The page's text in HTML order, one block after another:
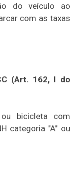
do veículo ao
com as taxas
(Art. 162, I do
bicicleta com
categoria "A" ou